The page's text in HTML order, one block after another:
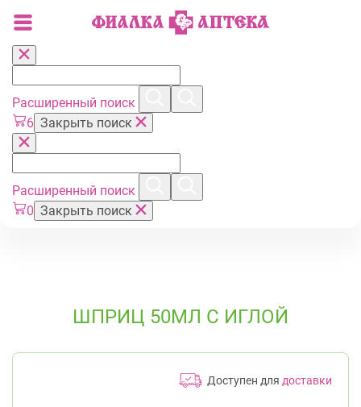
Расширенный поиск
6 Закрыть поиск
Расширенный поиск
0 Закрыть поиск
ШПРИЦ 50МЛ С ИГЛОЙ
Доступен для доставки